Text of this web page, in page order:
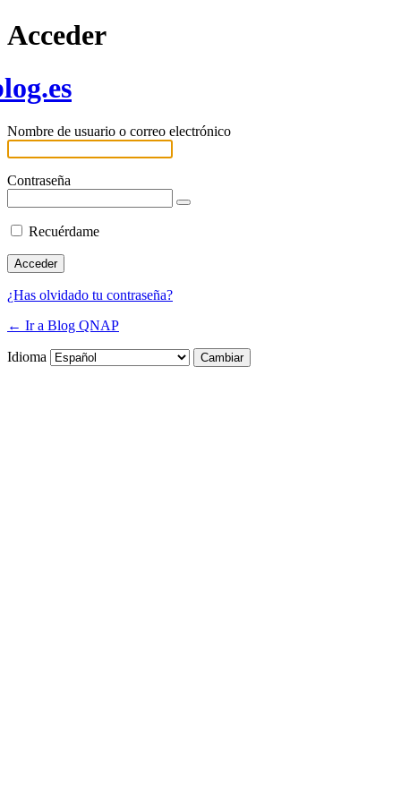
Acceder
Nombre de usuario o correo electrónico
Contraseña
Recuérdame
¿Has olvidado tu contraseña?
← Ir a Blog QNAP
Idioma